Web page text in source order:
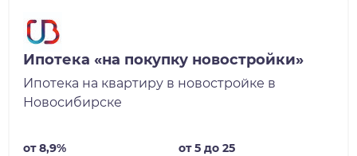
Ипотека «на покупку новостройки»
Ипотека на квартиру в новостройке в
Новосибирске
от 8,9% от 5 до 25